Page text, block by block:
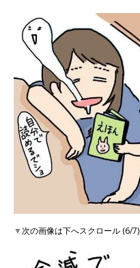
▼次の画像は下へスクロール (6/7)